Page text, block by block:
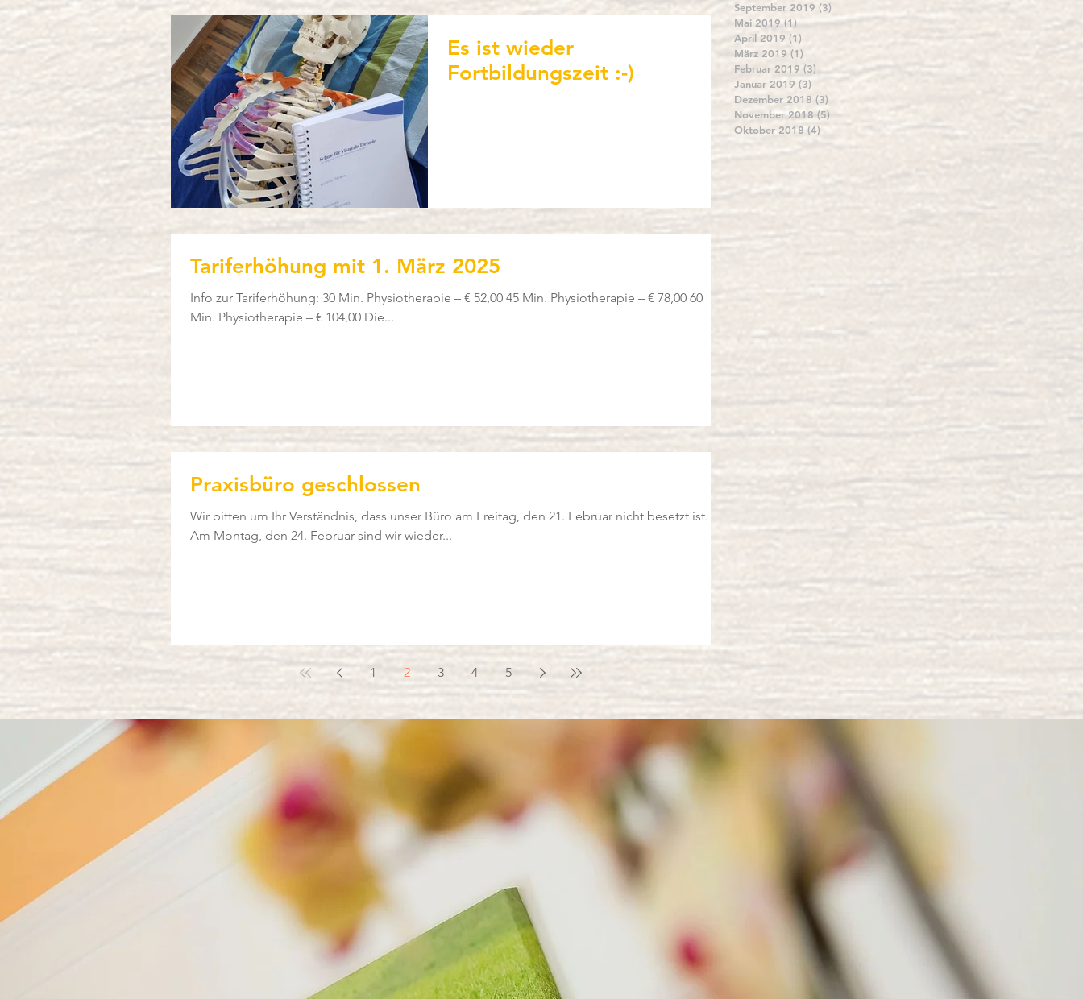
Es ist wieder
Fortbildungszeit :-)
Tariferhöhung mit 1. März 2025
Info zur Tariferhöhung: 30 Min. Physiotherapie – € 52,00 45 Min. Physiotherapie – € 78,00 60
Min. Physiotherapie – € 104,00 Die...
Praxisbüro geschlossen
Wir bitten um Ihr Verständnis, dass unser Büro am Freitag, den 21. Februar nicht besetzt ist.
Am Montag, den 24. Februar sind wir wieder...
1 2 3 4 5
September 2019 (3)
Mai 2019 (1)1 Beitrag
April 2019 (1)
März 2019 (1)
Februar 2019 (3)
Januar 2019 (3)
Dezember 2018 (3) 3 Beiträge
November 2018 (5) 5 Beiträge
Oktober 2018 (4) 4 Beiträge